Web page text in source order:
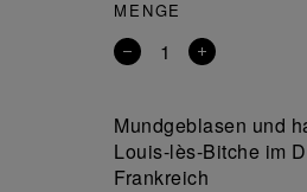
MENGE
Entfernen
Produkt
Ein
Mundgeblasen und
Louis-lès-Bitche im
Frankreich